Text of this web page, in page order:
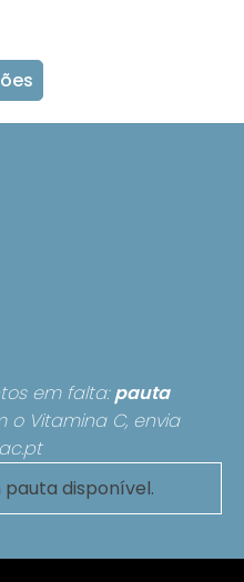
em falta:pauta
o Vitamina C, envia
disponível.